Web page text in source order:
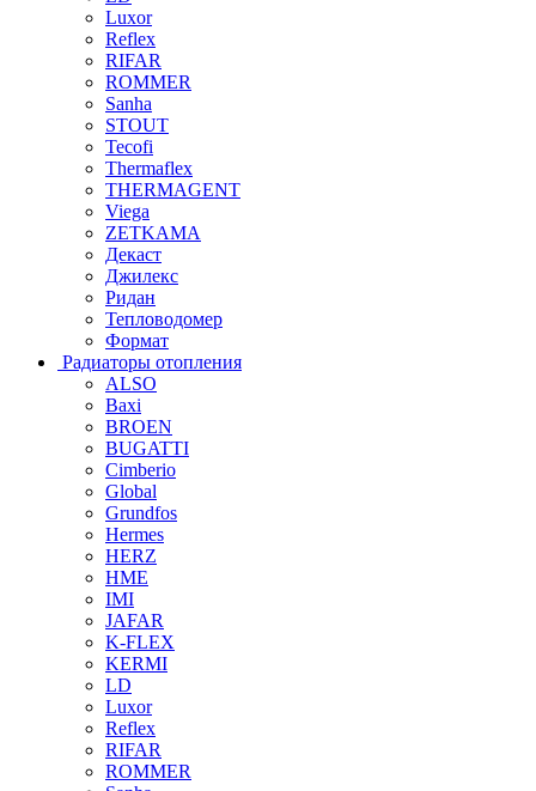
Luxor
Reflex
RIFAR
ROMMER
Sanha
STOUT
Tecofi
Thermaflex
THERMAGENT
Viega
ZETKAMA
Декаст
Джилекс
Ридан
Тепловодомер
Формат
Радиаторы отопления
ALSO
Baxi
BROEN
BUGATTI
Cimberio
Global
Grundfos
Hermes
HERZ
HME
IMI
JAFAR
K-FLEX
KERMI
LD
Luxor
Reflex
RIFAR
ROMMER